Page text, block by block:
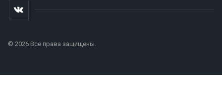
© 2026 Все права защищены.